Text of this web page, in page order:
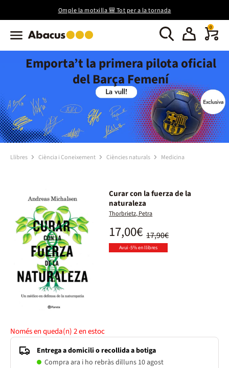
Omple la motxilla 🎒 Tot per a la tornada
0
Emporta’t la primera pilota oficial
del Barça Femení
Llibres Ciència i Coneixement Ciències naturals Medicina
Curar con la fuerza de la
naturaleza
Thorbrietz, Petra
17,90€
17,00€
Avui -5% en llibres
Només en queda(n)2en estoc
Entrega a domicili o recollida a botiga
Compra ara i ho rebràs dilluns 10 agost